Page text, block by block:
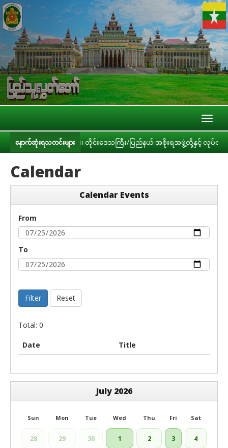
နောက်ဆုံးရသတင်းများ
၊ ဝန်ကြီးဌာနများ၊ တိုင်းဒေသကြီး/ပြည်နယ် အစိုးရအဖွဲ့တို့နှင့် လုပ်ငန်းညှိနှိုင်
Calendar
Calendar Events
From
To
Filter Reset
Total: 0
Date Title
July 2026
Sun Mon Tue Wed Thu Fri Sat
28 29 30 1 2 3 4